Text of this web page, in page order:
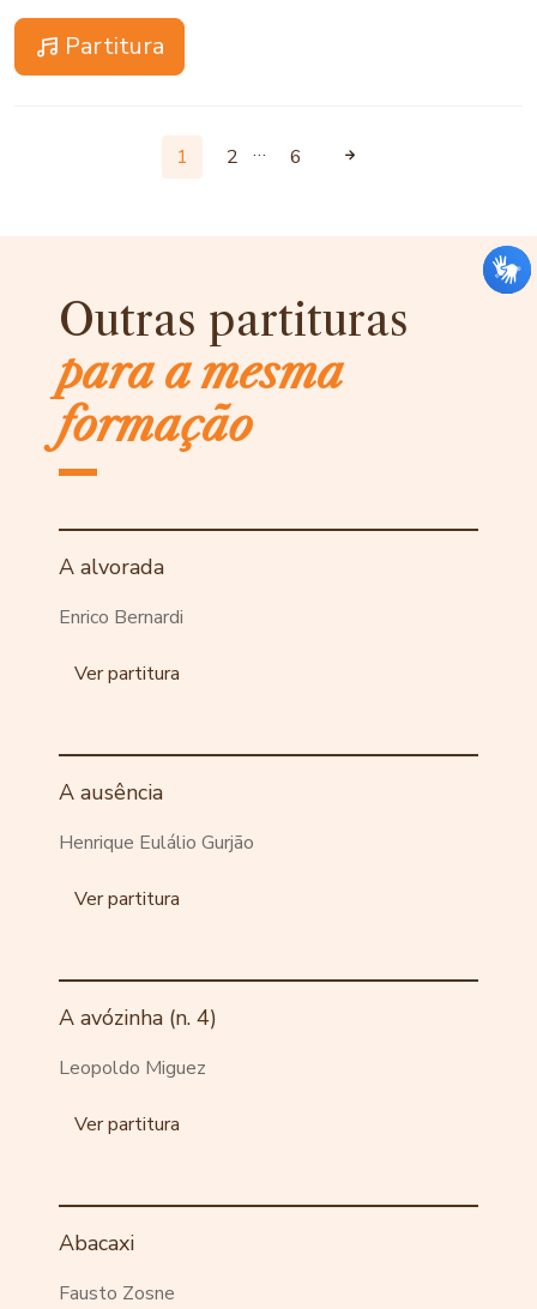
Partitura
1 2 … 6
Outras partituras
para a mesma
formação
A alvorada
Enrico Bernardi
Ver partitura
A ausência
Henrique Eulálio Gurjão
Ver partitura
A avózinha (n. 4)
Leopoldo Miguez
Ver partitura
Abacaxi
Fausto Zosne